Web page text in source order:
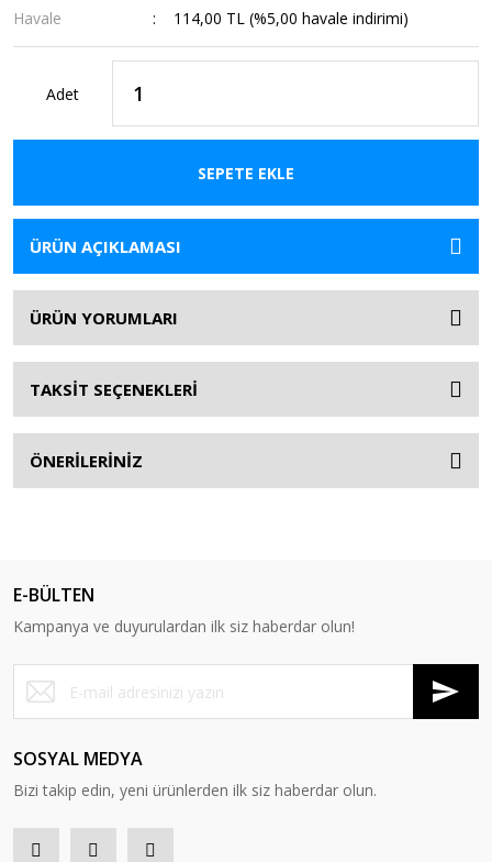
Havale
114,00 TL (%5,00 havale indirimi)
Adet
SEPETE EKLE
ÜRÜN AÇIKLAMASI
ÜRÜN YORUMLARI
TAKSİT SEÇENEKLERİ
ÖNERİLERİNİZ
E-BÜLTEN
Kampanya ve duyurulardan ilk siz haberdar olun!
SOSYAL MEDYA
Bizi takip edin, yeni ürünlerden ilk siz haberdar olun.